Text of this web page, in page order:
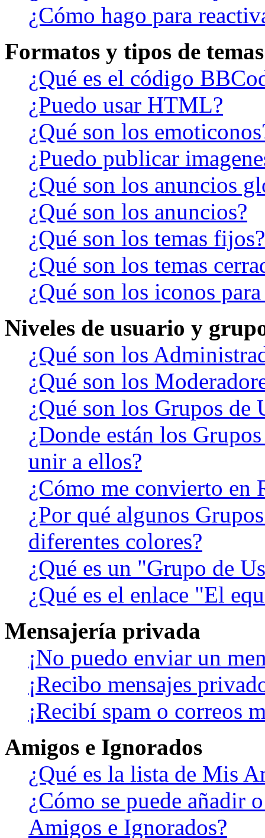
¿Cómo hago para
Formatos y tipos de temas
¿Qué es el código
¿Puedo usar HTML?
¿Qué son los
¿Puedo publicar
¿Qué son los anuncios
¿Qué son los anuncios?
¿Qué son los temas fijos?
¿Qué son los temas
¿Qué son los iconos
Niveles de usuario y
¿Qué son los
¿Qué son los
¿Qué son los Grupos de
¿Donde están los
unir a ellos?
¿Cómo me convierto en
¿Por qué algunos
diferentes colores?
¿Qué es un "Grupo de
¿Qué es el enlace "El
Mensajería privada
¡No puedo enviar un
¡Recibo mensajes
¡Recibí spam o correos
Amigos e Ignorados
¿Qué es la lista de Mis
¿Cómo se puede añadir
Amigos e Ignorados?